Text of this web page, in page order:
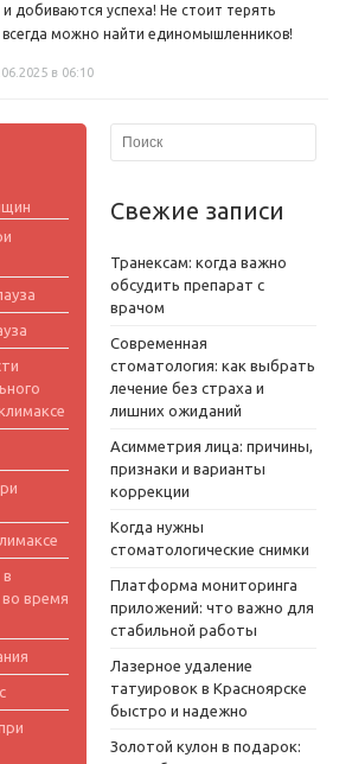
и добиваются успеха! Не стоит терять
можно найти единомышленников!
в 06:10
во время
Свежие записи
Транексам: когда важно
обсудить препарат с
врачом
Современная
стоматология: как выбрать
лечение без страха и
лишних ожиданий
Асимметрия лица: причины,
признаки и варианты
коррекции
Когда нужны
стоматологические снимки
Платформа мониторинга
приложений: что важно для
стабильной работы
Лазерное удаление
татуировок в Красноярске
быстро и надежно
Золотой кулон в подарок: